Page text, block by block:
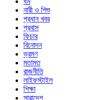
নারী ও শিশু
প্রধান খবর
প্রবাস
ফিচার
বিনোদন
ভ্রমণ
মতামত
রাজনীতি
লাইফস্টাইল
শিক্ষা
সারাদেশ